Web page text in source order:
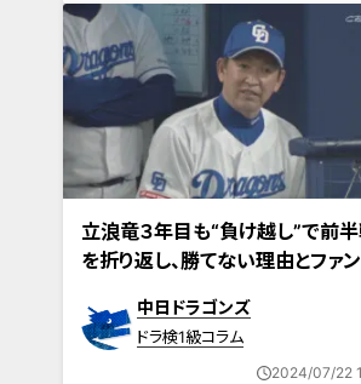
立浪竜３年目も“負け越し”で前
を折り返し、勝てない理由とファ
中日ドラゴンズ
ドラ検1級コラム
2024/07/22